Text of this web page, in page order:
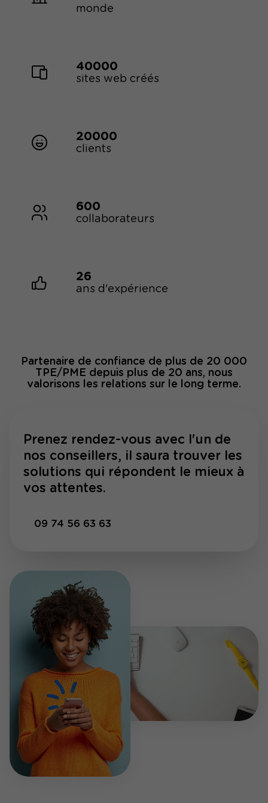
monde
40000
sites web créés
20000
clients
600
collaborateurs
26
ans d'expérience
Partenaire de confiance de plus de 20 000
TPE/PME depuis plus de 20 ans, nous
valorisons les relations sur le long terme.
Prenez rendez-vous avec l'un de
nos conseillers, il saura trouver les
solutions qui répondent le mieux à
vos attentes.
09 74 56 63 63